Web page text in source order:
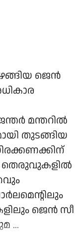
ജെന്‍
മന്തറില്‍
തുടങ്ങിയ
തെരുവുകളില്‍
ജെന്‍ സീ
...